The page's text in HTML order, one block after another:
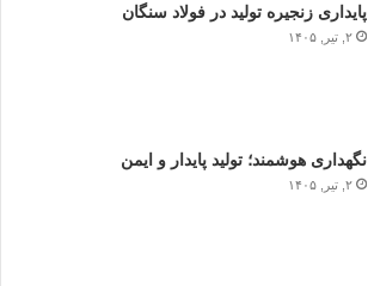
پایداری زنجیره تولید در فولاد سنگان
۲, تیر, ۱۴۰۵
نگهداری هوشمند؛ تولید پایدار و ایمن
۲, تیر, ۱۴۰۵